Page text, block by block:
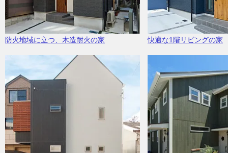
防火地域に立つ、木造耐火の家 快適な1階リビングの家